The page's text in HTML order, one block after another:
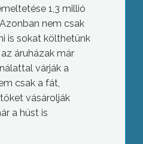
1,3 millió
nem csak
is sokat költhetünk
áruházak már
várják a
csak a fát,
vásárolják
a húst is